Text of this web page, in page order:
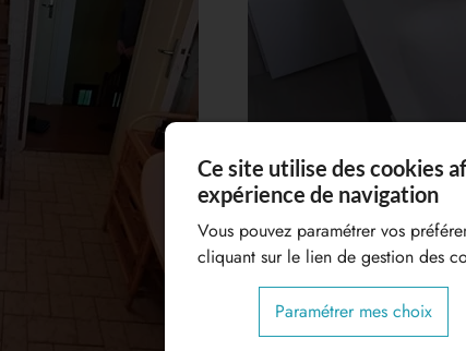
Ce site utilise des cookies
expérience de navigation
Vous pouvez paramétrer vos
cliquant sur le lien de gestion des
Paramétrer mes choix